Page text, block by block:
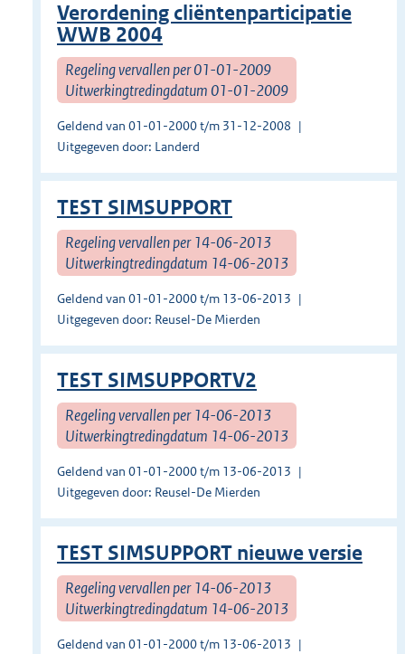
Verordening cliëntenparticipatie
WWB 2004
Regeling vervallen per 01-01-2009
Uitwerkingtredingdatum 01-01-2009
Geldend van 01-01-2000 t/m 31-12-2008
Uitgegeven door: Landerd
TEST SIMSUPPORT
Regeling vervallen per 14-06-2013
Uitwerkingtredingdatum 14-06-2013
Geldend van 01-01-2000 t/m 13-06-2013
Uitgegeven door: Reusel-De Mierden
TEST SIMSUPPORTV2
Regeling vervallen per 14-06-2013
Uitwerkingtredingdatum 14-06-2013
Geldend van 01-01-2000 t/m 13-06-2013
Uitgegeven door: Reusel-De Mierden
TEST SIMSUPPORT nieuwe versie
Regeling vervallen per 14-06-2013
Uitwerkingtredingdatum 14-06-2013
Geldend van 01-01-2000 t/m 13-06-2013